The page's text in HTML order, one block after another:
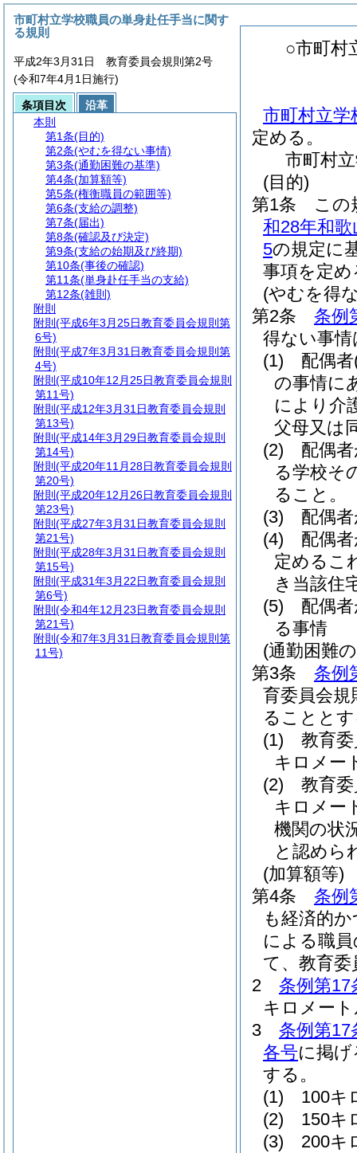
○市町村
市町村立学
定める。
市町村
(目的)
第1条
この
和28年和
5の規定に
事項を定
(やむを得
第2条
条例
得ない事
(1)
配偶者
の事情に
により介
父母又は
(2)
配偶
る学校そ
ること。
(3)
配偶
(4)
配偶
定めるこ
き当該住
(5)
配偶
る事情
(通勤困難
第3条
条例
育委員会
ることと
(1)
教育
キロメー
(2)
教育
キロメー
機関の状
と認めら
(加算額等)
第4条
条例
も経済的
による職
て、教育
2
条例第17
キロメー
3
条例第17
各号に掲
する。
(1)
100キ
(2)
150キ
(3)
200キ
市町村立学校職員の単身赴任手当に関す
る規則
平成2年3月31日 教育委員会規則第2号
(令和7年4月1日施行)
条項目次
沿革
本則
第1条(目的)
第2条(やむを得ない事情)
第3条(通勤困難の基準)
第4条(加算額等)
第5条(権衡職員の範囲等)
第6条(支給の調整)
第7条(届出)
第8条(確認及び決定)
第9条(支給の始期及び終期)
第10条(事後の確認)
第11条(単身赴任手当の支給)
第12条(雑則)
附則
附則 (平成6年3月25日教育委員会規則第
6号)
附則 (平成7年3月31日教育委員会規則第
4号)
附則 (平成10年12月25日教育委員会規則
第11号)
附則 (平成12年3月31日教育委員会規則
第13号)
附則 (平成14年3月29日教育委員会規則
第14号)
附則 (平成20年11月28日教育委員会規則
第20号)
附則 (平成20年12月26日教育委員会規則
第23号)
附則 (平成27年3月31日教育委員会規則
第21号)
附則 (平成28年3月31日教育委員会規則
第15号)
附則 (平成31年3月22日教育委員会規則
第6号)
附則 (令和4年12月23日教育委員会規則
第21号)
附則 (令和7年3月31日教育委員会規則第
11号)